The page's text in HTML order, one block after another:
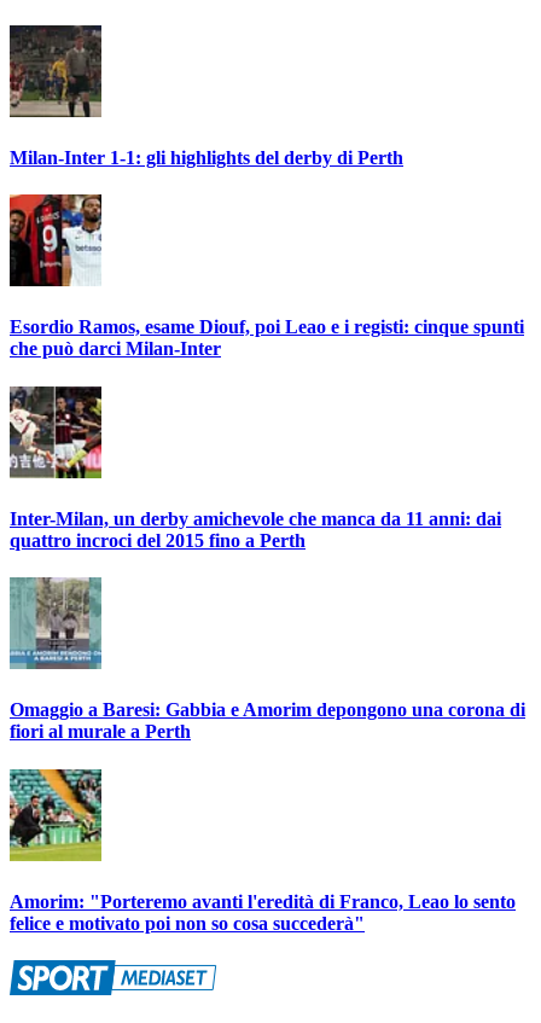
Milan-Inter 1-1: gli highlights del derby di Perth
Esordio Ramos, esame Diouf, poi Leao e i registi: cinque spunti
che può darci Milan-Inter
Inter-Milan, un derby amichevole che manca da 11 anni: dai
quattro incroci del 2015 fino a Perth
Omaggio a Baresi: Gabbia e Amorim depongono una corona di
fiori al murale a Perth
Amorim: "Porteremo avanti l'eredità di Franco, Leao lo sento
felice e motivato poi non so cosa succederà"